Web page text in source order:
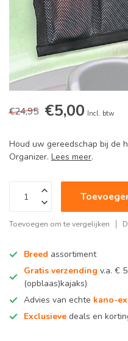
€24,95 €5,00 Incl. btw
Houd uw gereedschap bij de
Organizer. Lees meer.
Toevoegen om te vergelijken
Breed assortiment
Gratis verzending v.a. €
(opblaas)kajaks)
Advies van echte kano-
Exclusieve deals en